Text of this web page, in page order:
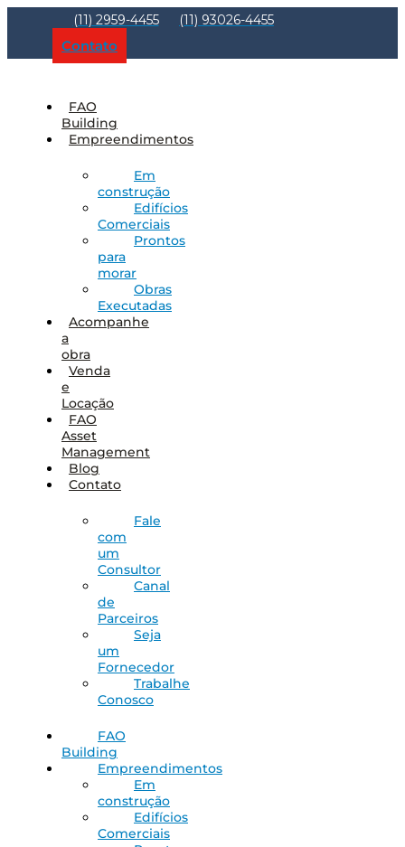
(11) 2959-4455 (11) 93026-4455
Contato
FAO
Building
Empreendimentos
Em
construção
Edifícios
Comerciais
Prontos
para
morar
Obras
Executadas
Acompanhe
a
obra
Venda
e
Locação
FAO
Asset
Management
Blog
Contato
Fale
com
um
Consultor
Canal
de
Parceiros
Seja
um
Fornecedor
Trabalhe
Conosco
FAO
Building
Empreendimentos
Em
construção
Edifícios
Comerciais